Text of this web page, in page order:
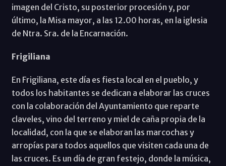
imagen del Cristo, su posterior procesión y, por
último, la Misa mayor, a las 12.00 horas, en la iglesia
de Ntra. Sra. de la Encarnación.
Frigiliana
En Frigiliana, este día es fiesta local en el pueblo, y
todos los habitantes se dedican a elaborar las cruces
con la colaboración del Ayuntamiento que reparte
claveles, vino del terreno y miel de caña propia de la
localidad, con la que se elaboran las marcochas y
arropías para todos aquellos que visiten cada una de
las cruces. Es un día de gran festejo, donde la música,